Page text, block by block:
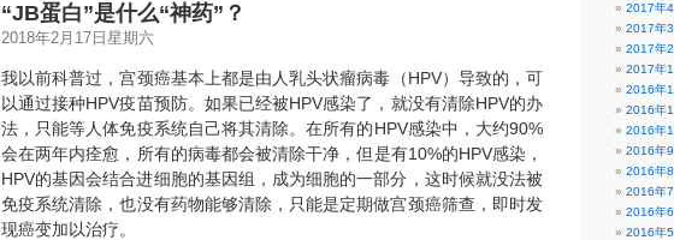
“JB蛋白”是什么“神药”？
2018年2月17日星期六
我以前科普过，宫颈癌基本上都是由人乳头状瘤病毒（HPV）导致的，可
以通过接种HPV疫苗预防。如果已经被HPV感染了，就没有清除HPV的办
法，只能等人体免疫系统自己将其清除。在所有的HPV感染中，大约90%
会在两年内痊愈，所有的病毒都会被清除干净，但是有10%的HPV感染，
HPV的基因会结合进细胞的基因组，成为细胞的一部分，这时候就没法被
免疫系统清除，也没有药物能够清除，只能是定期做宫颈癌筛查，即时发
现癌变加以治疗。
2017年4
2017年3
2017年2
2017年1
2016年
2016年
2016年
2016年9
2016年8
2016年7
2016年6
2016年5